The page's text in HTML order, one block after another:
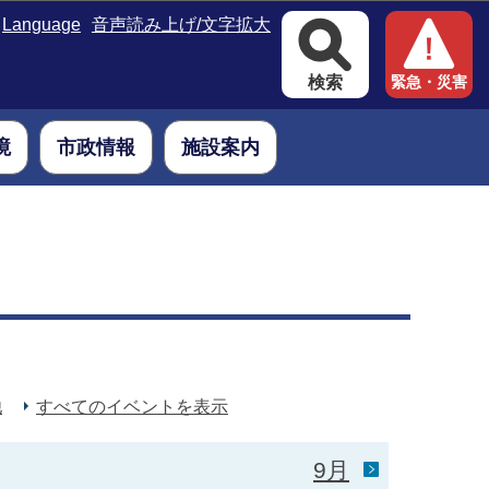
Language 音声読み上げ/文字拡大
検索 緊急・災害
市政情報 施設案内
すべてのイベントを表示
9月